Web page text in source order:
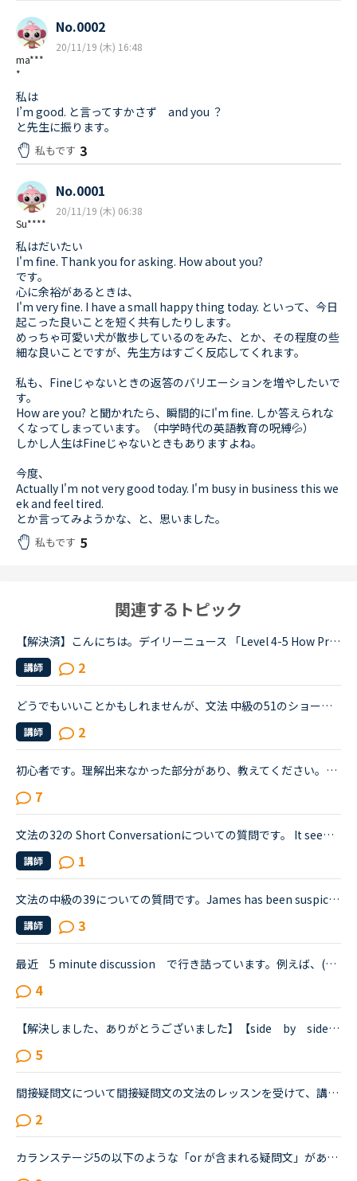
ma***
*
No.0002
20/11/19 (木) 16:48
私は
I’m good. と言ってすかさず and you ？
と先生に振ります。
私もです 3
Su****
No.0001
20/11/19 (木) 06:38
私はだいたい
I'm fine. Thank you for asking. How about you?
です。
心に余裕があるときは、
I'm very fine. I have a small happy thing today. といって、今日
起こった良いことを短く共有したりします。
めっちゃ可愛い犬が散歩しているのをみた、とか、その程度の些
細な良いことですが、先生方はすごく反応してくれます。
私も、Fineじゃないときの返答のバリエーションを増やしたいで
す。
How are you? と聞かれたら、瞬間的にI'm fine. しか答えられな
くなってしまっています。（中学時代の英語教育の呪縛💦）
しかし人生はFineじゃないときもありますよね。
今度、
Actually I'm not very good today. I'm busy in business this we
ek and feel tired.
とか言ってみようかな、と、思いました。
私もです 5
関連するトピック
【解決済】こんにちは。デイリーニュース 「Level 4-5 How Processed Food Helped Humanity」 の第2パラグラフ、The small size of teeth in early humans can only be explained by food becoming easier to eat...
講師 2
どうでもいいことかもしれませんが、文法 中級の51のショートカンバセーションについて質問です。Daniel came back from Ben's house in the evening.Daniel “Ben asked me how you were doing. How was your day...
講師 2
初心者です。理解出来なかった部分があり、教えてください。James is asking Charlotte about Gabriella's birthday party. James When was Gabriella's birthday?Charlotte It was last weekend.James How was t...
7
文法の32の Short Conversationについての質問です。 It seems like Daniel and Olivia are distracted by the street noises this evening.Olivia What's the matter? You are thinking about something, aren't...
講師 1
文法の中級の39についての質問です。James has been suspicious about Andrew's strange behavior lately.James「 Frankly, I don't know why you are still going to that farm. You were only going there for ...
講師 3
最近 5 minute discussion で行き詰っています。例えば、(1) If war could be eliminated entirely, would there still be a use for armies? How?(2) What are your feelings toward the military? (3) Does ...
4
【解決しました、ありがとうございました】【side by side ４より】すみません、感覚として全然分からない文章が出てきたのでどなたか教えていただけないでしょうか？レッスン中にも質問しましたが、英語での...
5
間接疑問文について間接疑問文の文法のレッスンを受けて、講師からの訂正について疑問に思ったので、分かる方はご回答お願いします。通常、間接疑問文はI don’t know when she will come.のように「疑問詞＋S＋V...
2
カランステージ5の以下のような「or が含まれる疑問文」があります。どういう場合にYes/Noがいるのかいらないのかをご存知の方がいらしたら教えてください。Do you think A or Bの場合は、Yes/No は不要と思った...